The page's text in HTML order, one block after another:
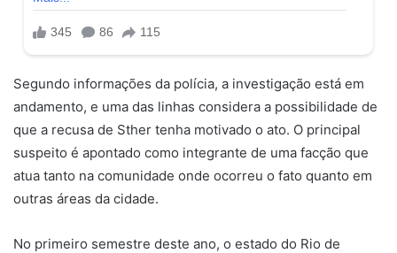
Segundo informações da polícia, a investigação está em
andamento, e uma das linhas considera a possibilidade de
que a recusa de Sther tenha motivado o ato. O principal
suspeito é apontado como integrante de uma facção que
atua tanto na comunidade onde ocorreu o fato quanto em
outras áreas da cidade.
No primeiro semestre deste ano, o estado do Rio de